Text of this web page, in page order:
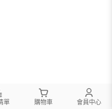
單 購物車 會員中心